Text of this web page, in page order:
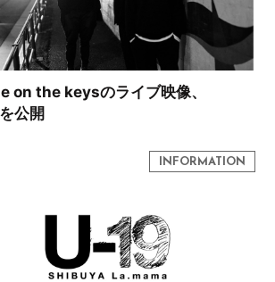
on the keysのライブ映像、
公開